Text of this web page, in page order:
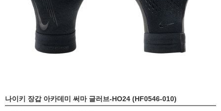
나이키 장갑 아카데미 써마 글러브-HO24 (HF0546-010)